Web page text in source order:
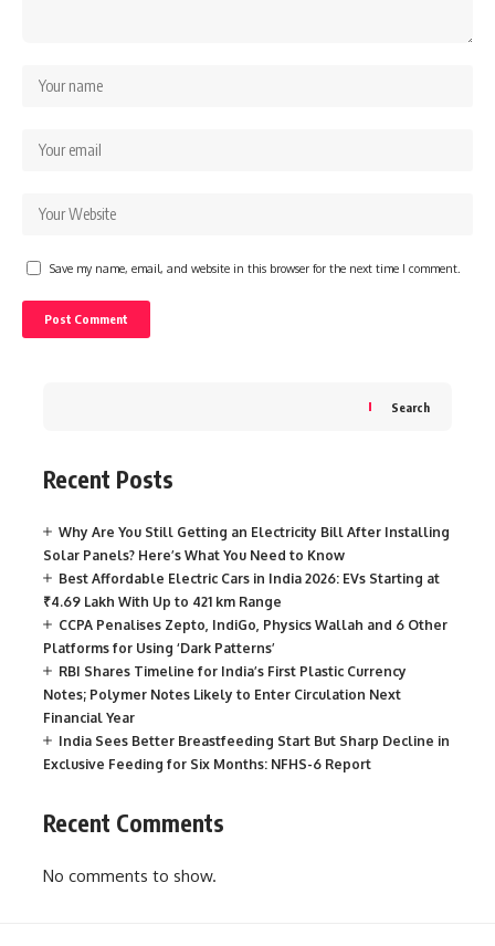
Save my name, email, and website in this browser for the next time I comment.
Search
Recent Posts
Why Are You Still Getting an Electricity Bill After Installing
Solar Panels? Here’s What You Need to Know
Best Affordable Electric Cars in India 2026: EVs Starting at
₹4.69 Lakh With Up to 421 km Range
CCPA Penalises Zepto, IndiGo, Physics Wallah and 6 Other
Platforms for Using ‘Dark Patterns’
RBI Shares Timeline for India’s First Plastic Currency
Notes; Polymer Notes Likely to Enter Circulation Next
Financial Year
India Sees Better Breastfeeding Start But Sharp Decline in
Exclusive Feeding for Six Months: NFHS-6 Report
Recent Comments
No comments to show.